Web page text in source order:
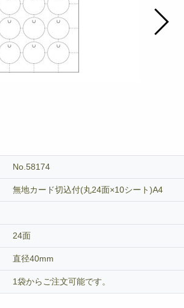
No.58174
無地カード切込付(丸24面×10シート)A4
24面
直径40mm
1袋からご注文可能です。